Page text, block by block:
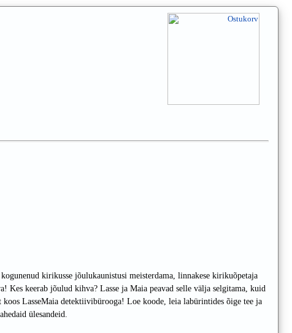
kirikusse jõulukaunistusi meisterdama, linnakese kirikuõpetaja
Kes keerab jõulud kihva? Lasse ja Maia peavad selle välja selgitama, kuid
LasseMaia detektiivibürooga! Loe koode, leia labürintides õige tee ja
ülesandeid.